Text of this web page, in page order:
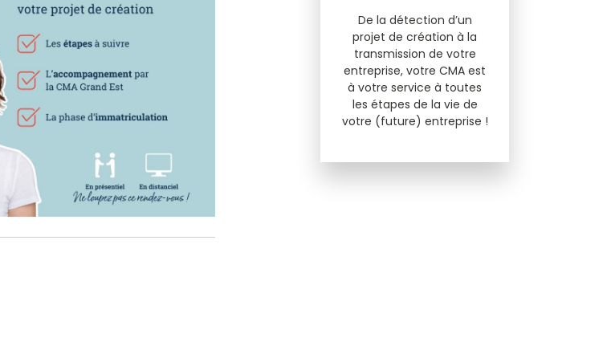
De la détection d’un
projet de création à la
transmission de votre
entreprise, votre CMA est
à votre service à toutes
les étapes de la vie de
votre (future) entreprise !